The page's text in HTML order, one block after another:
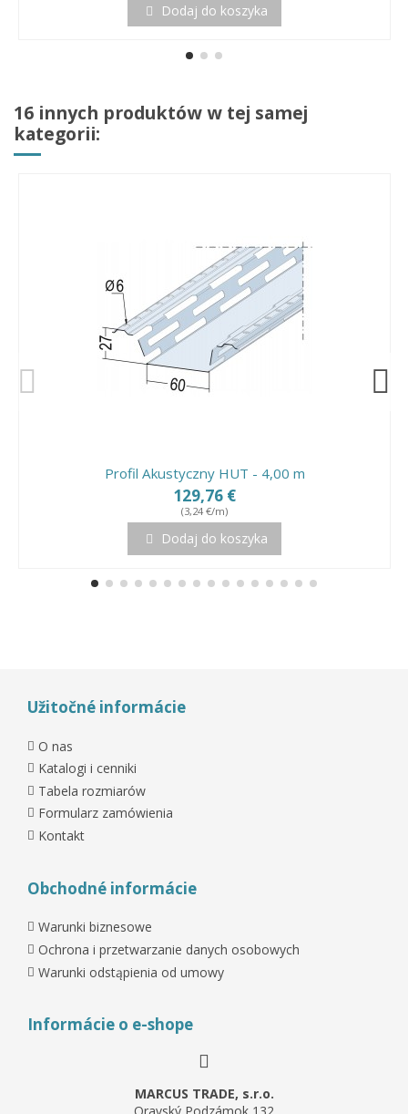
Dodaj do koszyka
16 innych produktów w tej samej
kategorii:
Profil Akustyczny HUT - 4,00 m
129,76 €
(3,24 €/m)
Dodaj do koszyka
Užitočné informácie
O nas
Katalogi i cenniki
Tabela rozmiarów
Formularz zamówienia
Kontakt
Obchodné informácie
Warunki biznesowe
Ochrona i przetwarzanie danych osobowych
Warunki odstąpienia od umowy
Informácie o e-shope
MARCUS TRADE, s.r.o.